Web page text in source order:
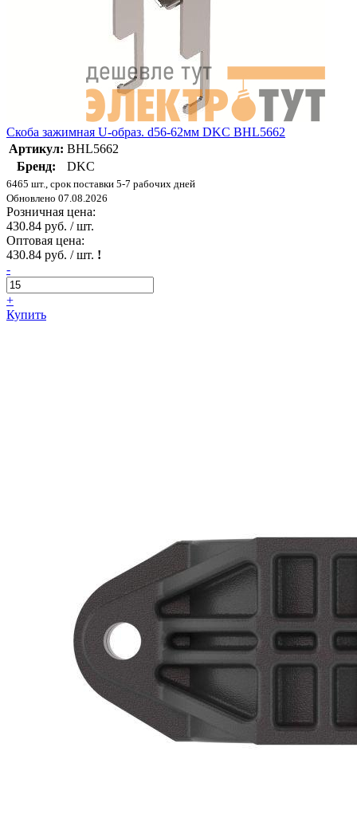
Скоба зажимная U-образ. d56-62мм DKC BHL5662
Артикул: BHL5662
Бренд:
DKC
6465 шт., срок поставки 5-7 рабочих дней
Обновлено 07.08.2026
Розничная цена:
430.84 руб. / шт.
Оптовая цена:
430.84 руб. / шт. !
-
+
Купить